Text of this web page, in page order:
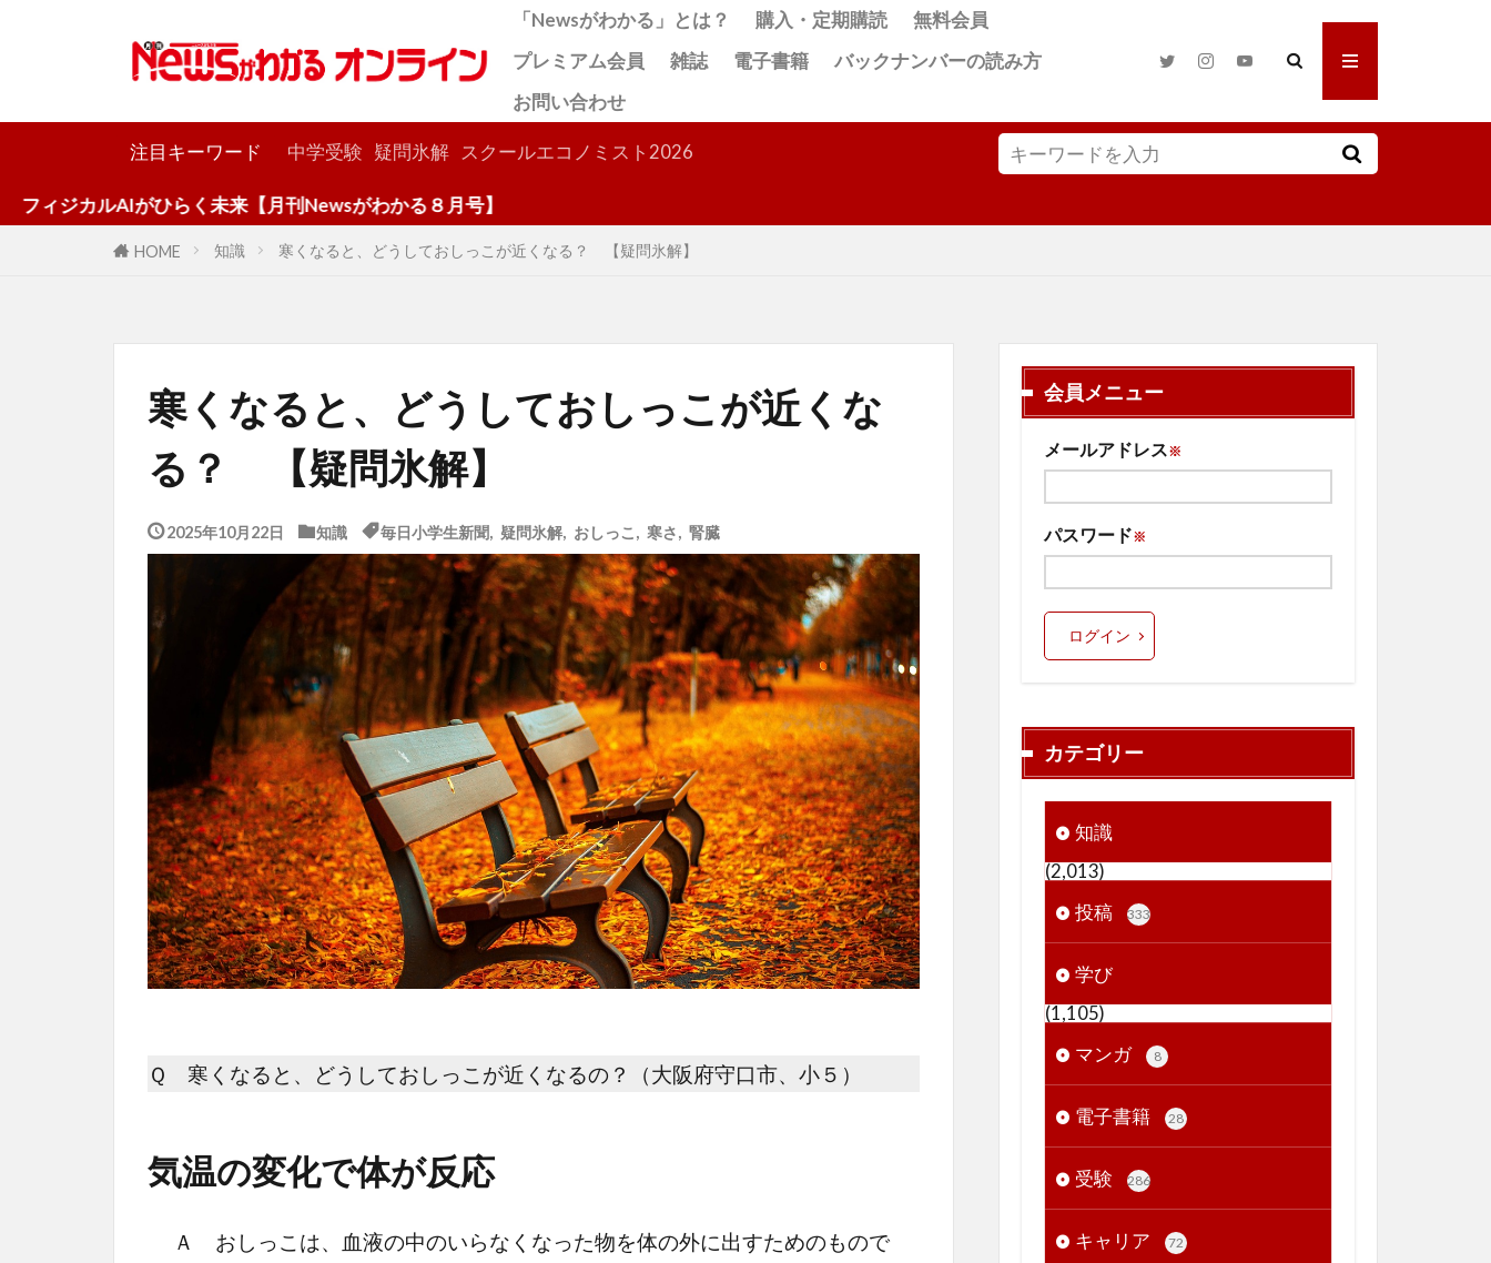
「Newsがわかる」とは？ 購入・定期購読
無料会員
プレミアム会員
雑誌 電子書籍
バックナンバーの読み方
お問い合わせ
注目キーワード 中学受験 疑問氷解 スクールエコノミスト2026
がひらく未来【月刊Newsがわかる８月号】
HOME 知識 寒くなると、どうしておしっこが近くなる？ 【疑問氷解】
寒くなると、どうしておしっこが近くな
る？ 【疑問氷解】
2025年10月22日 知識 毎日小学生新聞 疑問氷解, おしっこ 寒さ 腎臓
Ｑ 寒くなると、どうしておしっこが近くなるの？（大阪府守口市、小５）
気温の変化で体が反応
Ａ おしっこは、血液の中のいらなくなった物を体の外に出すためのもので
会員メニュー
メールアドレス※
パスワード※
ログイン
カテゴリー
知識
(2,013)
投稿
333
学び
(1,105)
マンガ
8
電子書籍 28
受験 286
キャリア 72
検索